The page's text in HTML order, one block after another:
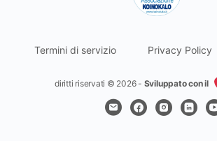
Termini di servizio Privacy Policy
diritti riservati © 2026 - Sviluppato con il